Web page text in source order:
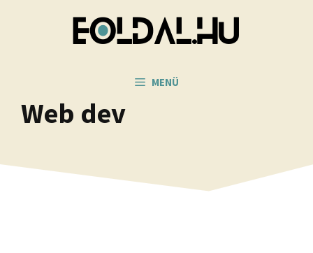
MENÜ
Web dev